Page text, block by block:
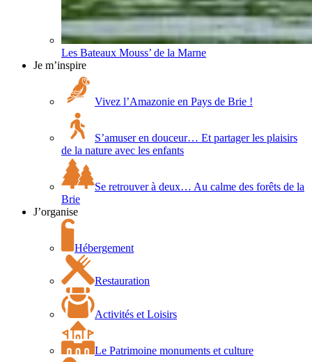
Les Bateaux Mouss’ de la Marne
Je m’inspire
Vivez l’Amazonie en Pays de Brie !
S’amuser en douceur… Et partager les plaisirs
de la nature avec les enfants
Se retrouver à deux… Au calme des forêts de la
Brie
J’organise
Hébergement
Restauration
Activités et Loisirs
Le Patrimoine monuments et culture